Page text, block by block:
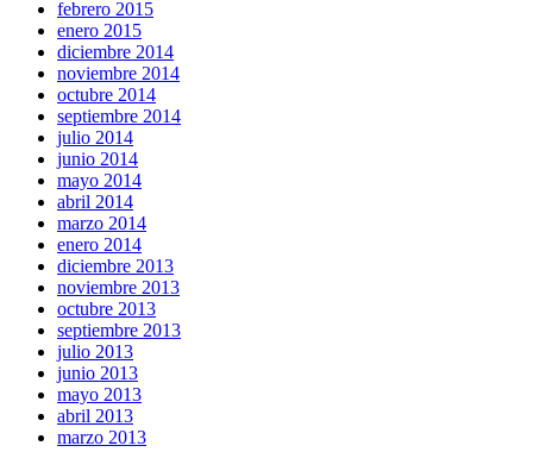
febrero 2015
enero 2015
diciembre 2014
noviembre 2014
octubre 2014
septiembre 2014
julio 2014
junio 2014
mayo 2014
abril 2014
marzo 2014
enero 2014
diciembre 2013
noviembre 2013
octubre 2013
septiembre 2013
julio 2013
junio 2013
mayo 2013
abril 2013
marzo 2013